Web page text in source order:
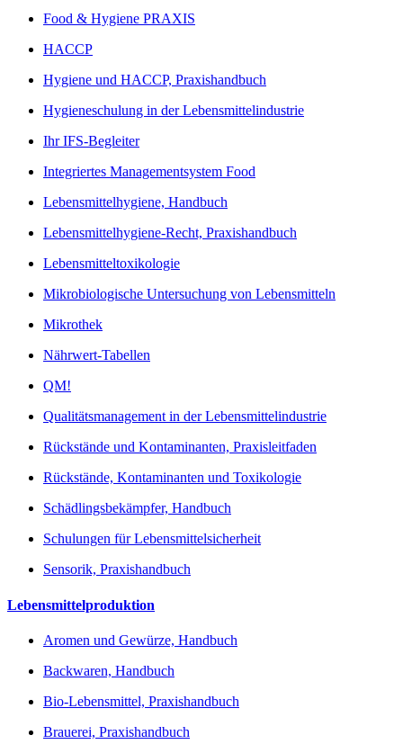
Food & Hygiene PRAXIS
HACCP
Hygiene und HACCP, Praxishandbuch
Hygieneschulung in der Lebensmittelindustrie
Ihr IFS-Begleiter
Integriertes Managementsystem Food
Lebensmittelhygiene, Handbuch
Lebensmittelhygiene-Recht, Praxishandbuch
Lebensmitteltoxikologie
Mikrobiologische Untersuchung von Lebensmitteln
Mikrothek
Nährwert-Tabellen
QM!
Qualitätsmanagement in der Lebensmittelindustrie
Rückstände und Kontaminanten, Praxisleitfaden
Rückstände, Kontaminanten und Toxikologie
Schädlingsbekämpfer, Handbuch
Schulungen für Lebensmittelsicherheit
Sensorik, Praxishandbuch
Lebensmittelproduktion
Aromen und Gewürze, Handbuch
Backwaren, Handbuch
Bio-Lebensmittel, Praxishandbuch
Brauerei, Praxishandbuch